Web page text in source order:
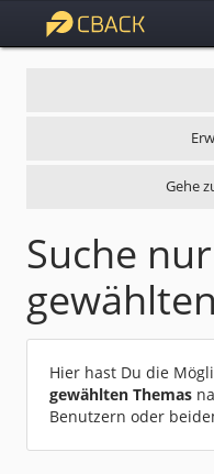
Gehe
Suche
Hier hast Du die
gewählten Themas
Benutzern oder